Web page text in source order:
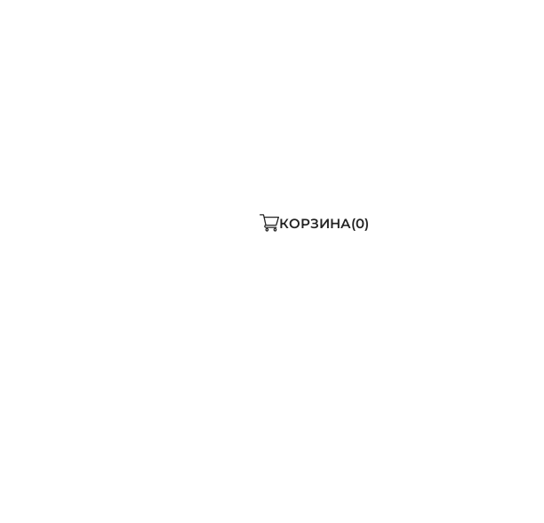
КОРЗИНА 0